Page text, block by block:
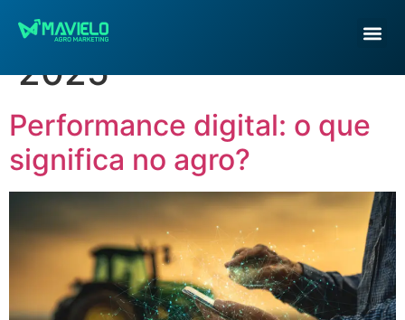
Dia:29 de junho de
2025
Performance digital: o que
significa no agro?